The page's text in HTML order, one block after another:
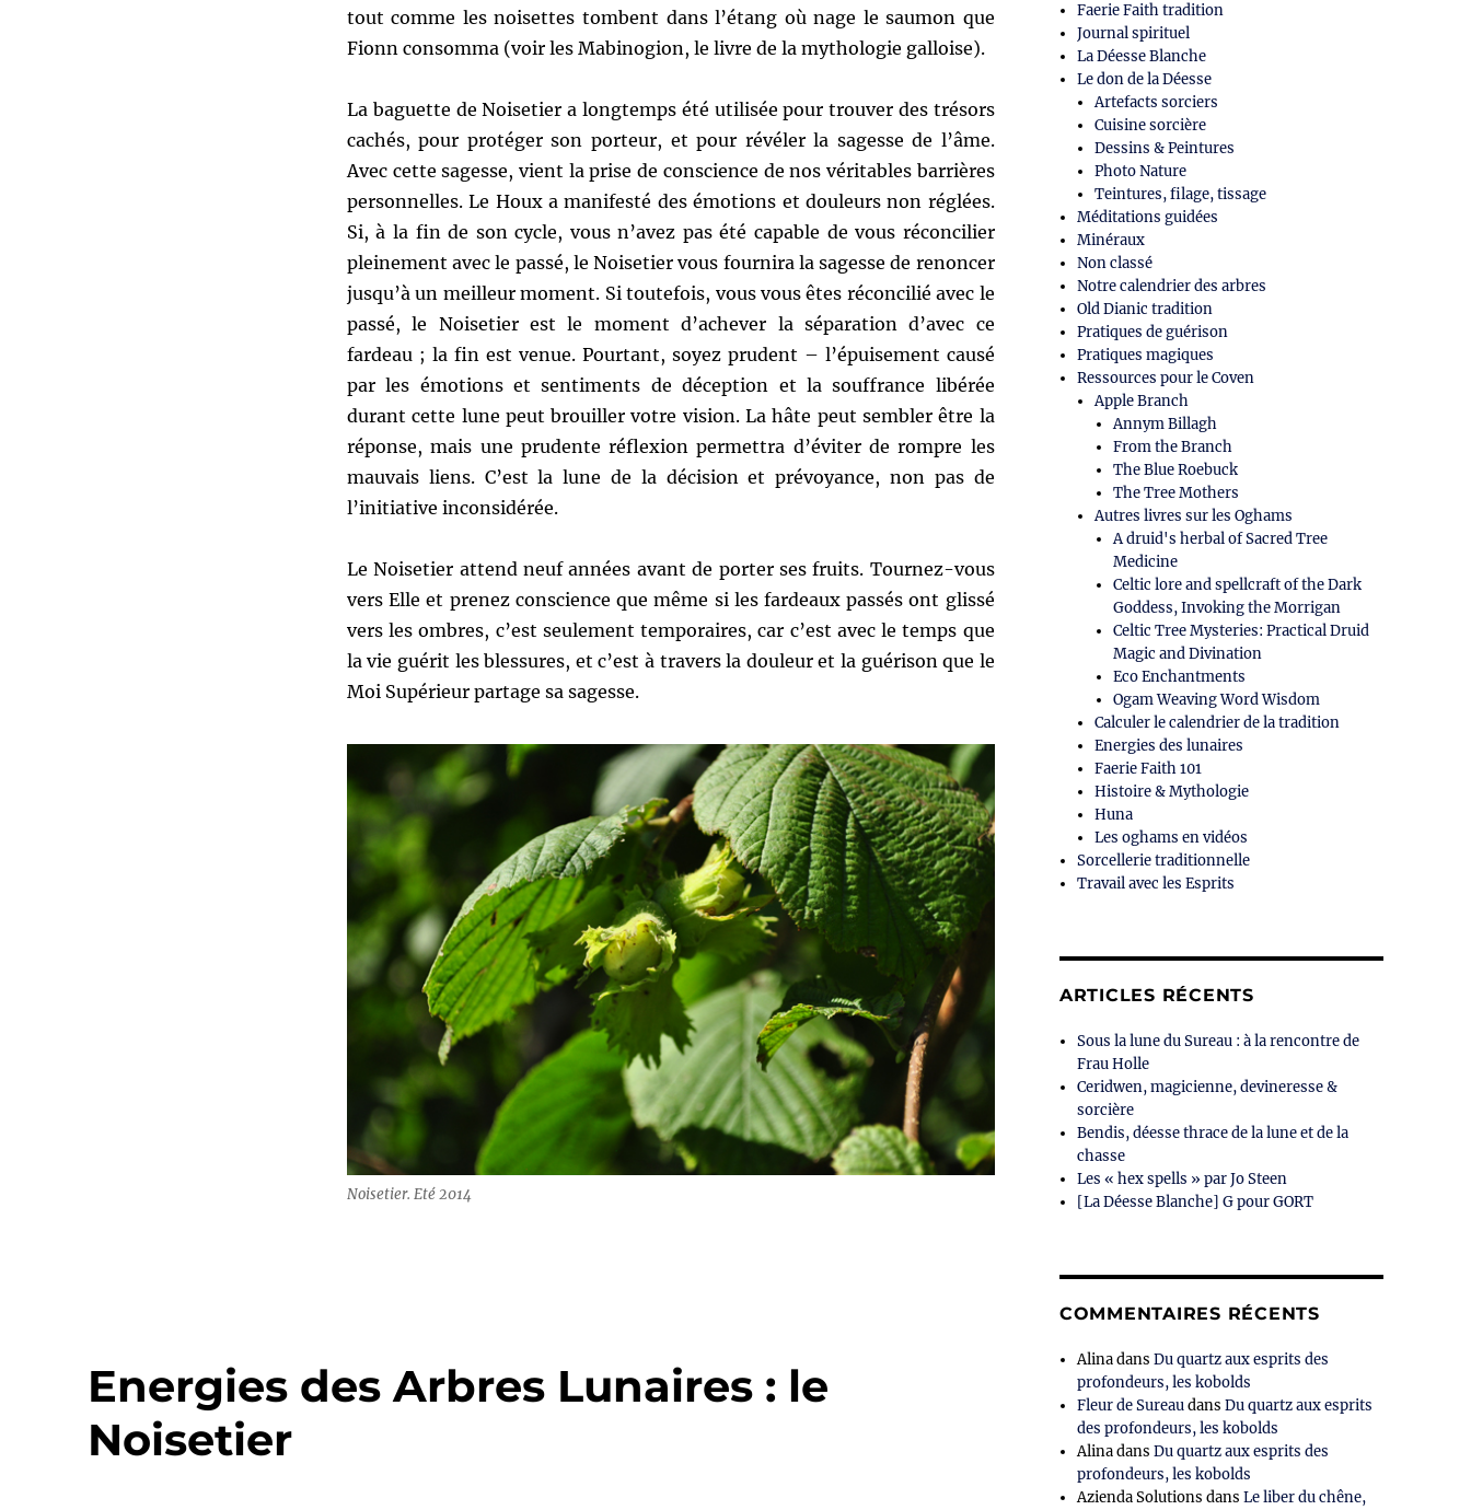
tout comme les noisettes tombent dans l’étang où nage le saumon que
Fionn consomma (voir les Mabinogion, le livre de la mythologie galloise).
La baguette de Noisetier a longtemps été utilisée pour trouver des trésors
cachés, pour protéger son porteur, et pour révéler la sagesse de l’âme.
Avec cette sagesse, vient la prise de conscience de nos véritables barrières
personnelles. Le Houx a manifesté des émotions et douleurs non réglées.
Si, à la fin de son cycle, vous n’avez pas été capable de vous réconcilier
pleinement avec le passé, le Noisetier vous fournira la sagesse de renoncer
jusqu’à un meilleur moment. Si toutefois, vous vous êtes réconcilié avec le
passé, le Noisetier est le moment d’achever la séparation d’avec ce
fardeau ; la fin est venue. Pourtant, soyez prudent – l’épuisement causé
par les émotions et sentiments de déception et la souffrance libérée
durant cette lune peut brouiller votre vision. La hâte peut sembler être la
réponse, mais une prudente réflexion permettra d’éviter de rompre les
mauvais liens. C’est la lune de la décision et prévoyance, non pas de
l’initiative inconsidérée.
Le Noisetier attend neuf années avant de porter ses fruits. Tournez-vous
vers Elle et prenez conscience que même si les fardeaux passés ont glissé
vers les ombres, c’est seulement temporaires, car c’est avec le temps que
la vie guérit les blessures, et c’est à travers la douleur et la guérison que le
Moi Supérieur partage sa sagesse.
Noisetier. Eté 2014
Energies des Arbres Lunaires : le
Noisetier
Faerie Faith tradition
Journal spirituel
La Déesse Blanche
Le don de la Déesse
Artefacts sorciers
Cuisine sorcière
Dessins & Peintures
Photo Nature
Teintures, filage, tissage
Méditations guidées
Minéraux
Non classé
Notre calendrier des arbres
Old Dianic tradition
Pratiques de guérison
Pratiques magiques
Ressources pour le Coven
Apple Branch
Annym Billagh
From the Branch
The Blue Roebuck
The Tree Mothers
Autres livres sur les Oghams
A druid's herbal of Sacred Tree
Medicine
Celtic lore and spellcraft of the Dark
Goddess, Invoking the Morrigan
Celtic Tree Mysteries: Practical Druid
Magic and Divination
Eco Enchantments
Ogam Weaving Word Wisdom
Calculer le calendrier de la tradition
Energies des lunaires
Faerie Faith 101
Histoire & Mythologie
Huna
Les oghams en vidéos
Sorcellerie traditionnelle
Travail avec les Esprits
ARTICLES RÉCENTS
Sous la lune du Sureau : à la rencontre de
Frau Holle
Ceridwen, magicienne, devineresse &
sorcière
Bendis, déesse thrace de la lune et de la
chasse
Les « hex spells » par Jo Steen
[La Déesse Blanche] G pour GORT
COMMENTAIRES RÉCENTS
AlinadansDu quartz aux esprits des
profondeurs, les kobolds
Fleur de SureaudansDu quartz aux esprits
des profondeurs, les kobolds
AlinadansDu quartz aux esprits des
profondeurs, les kobolds
Azienda Solutions dansLe liber du chêne,